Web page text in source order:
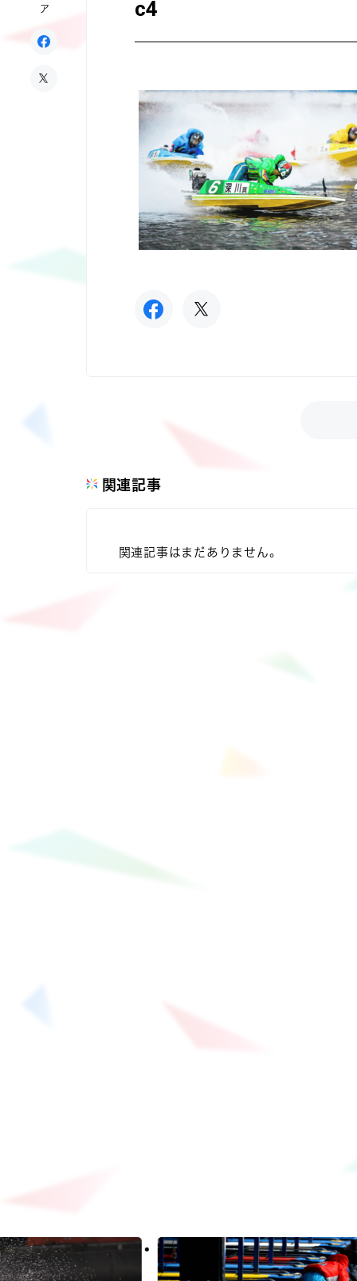
c4
関連記事
関連記事はまだありません。